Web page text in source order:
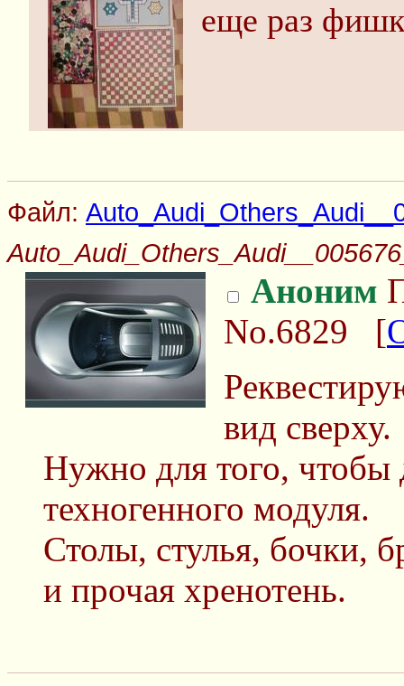
еще раз
Файл:
Аноним
No.6829 [
вид сверху.
Нужно для того, чтобы
техногенного модуля.
Столы, стулья, бочки,
и прочая хренотень.